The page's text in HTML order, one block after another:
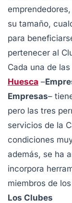
su tamaño,
para
pertenecer al
Cada una de
Huesca –
Empresas–
pero las tres
servicios de la
condiciones
además, se ha
incorpora
miembros de
Los Clubes